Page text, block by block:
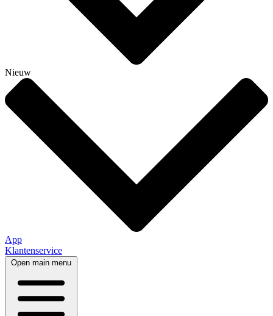
Nieuw
App
Klantenservice
Open main menu